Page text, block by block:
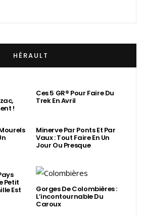
HÉRAULT
!
Ces 5 GR® Pour Faire Du
Trek En Avril
Minerve Par Ponts Et Par
Vaux : Tout Faire En Un
Jour Ou Presque
Petit
Est Gorges De Colombières :
L’incontournable Du
Caroux